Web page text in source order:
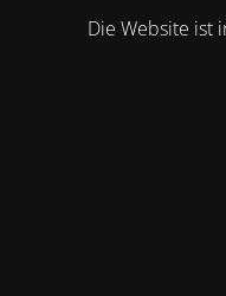
Die Website ist